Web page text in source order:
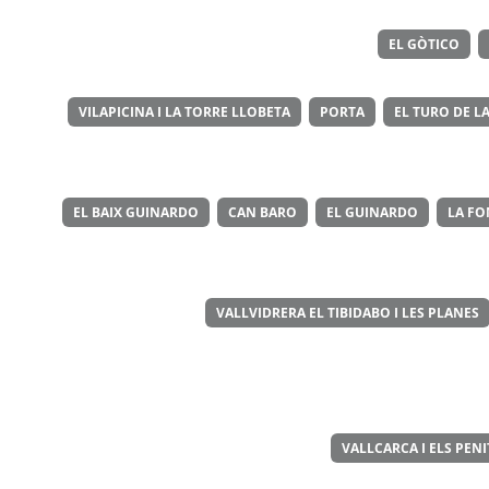
EL GÒTICO
VILAPICINA I LA TORRE LLOBETA PORTA EL TURO DE
EL BAIX GUINARDO CAN BARO EL GUINARDO LA
VALLVIDRERA EL TIBIDABO I LES PLANES
VALLCARCA I ELS